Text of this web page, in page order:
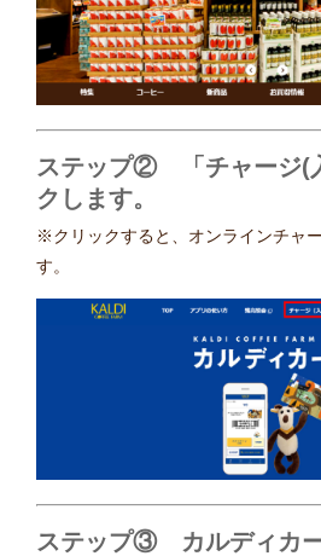
ステップ② 「チャージ(
クします。
※クリックすると、オンラインチャ
す。
ステップ③ カルディカ